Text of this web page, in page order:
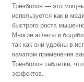
Тренболон — это
используется как в
быстрого роста
Многие атлеты и
так как они удобны в
началом применения
Тренболон таблетки,
эффектов.